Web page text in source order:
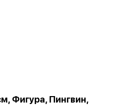
Фигура, Пингвин,